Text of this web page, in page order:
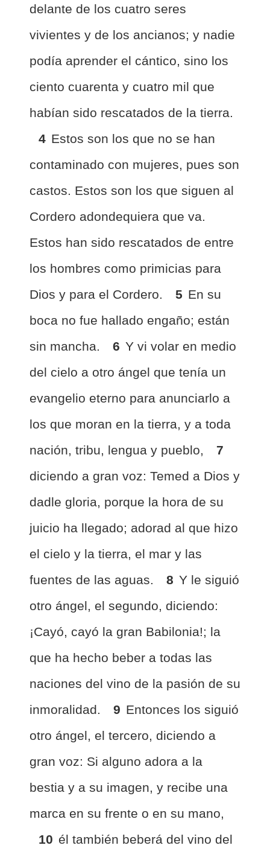
delante de los cuatro seres
vivientes y de los ancianos; y nadie
podía aprender el cántico, sino los
ciento cuarenta y cuatro mil que
habían sido rescatados de la tierra.
4 Estos son los que no se han
contaminado con mujeres, pues son
castos. Estos son los que siguen al
Cordero adondequiera que va.
Estos han sido rescatados de entre
los hombres como primicias para
Dios y para el Cordero.
5 En su
boca no fue hallado engaño; están
sin mancha.
6 Y vi volar en medio
del cielo a otro ángel que tenía un
evangelio eterno para anunciarlo a
los que moran en la tierra, y a toda
nación, tribu, lengua y pueblo,
7
diciendo a gran voz: Temed a Dios y
dadle gloria, porque la hora de su
juicio ha llegado; adorad al que hizo
el cielo y la tierra, el mar y las
fuentes de las aguas.
8 Y le siguió
otro ángel, el segundo, diciendo:
¡Cayó, cayó la gran Babilonia!; la
que ha hecho beber a todas las
naciones del vino de la pasión de su
inmoralidad.
9 Entonces los siguió
otro ángel, el tercero, diciendo a
gran voz: Si alguno adora a la
bestia y a su imagen, y recibe una
marca en su frente o en su mano,
10 él también beberá del vino del